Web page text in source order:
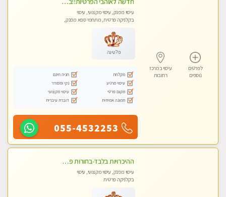
לפרטים
נוספים
עיסוי במרכז
רחובות
עיסוי מפנק, עיסוי מקצועי, עיסוי
בקלניקה פרטית, מתחמי ספא מפנק,
פלטינה
מקלחת
חניה חינם
עיסוי מרגיע
נקי ומסודר
מקום פרטי
עיסוי מקצועי
תמונה אמיתית
דוברת עיברית
055-4532253
ההיכרויות בלבד-בחורות פרטיות ברמה גבוהה לקשר דיסקרטי עם תמיכה-לא עיסוי !!!
עיסוי מפנק, עיסוי מקצועי, עיסוי
בקלניקה פרטית